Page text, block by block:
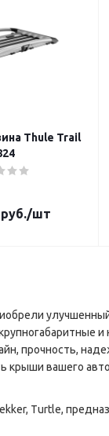
Thule Trail
/шт
прочность,
крыши вашего
Turtle,